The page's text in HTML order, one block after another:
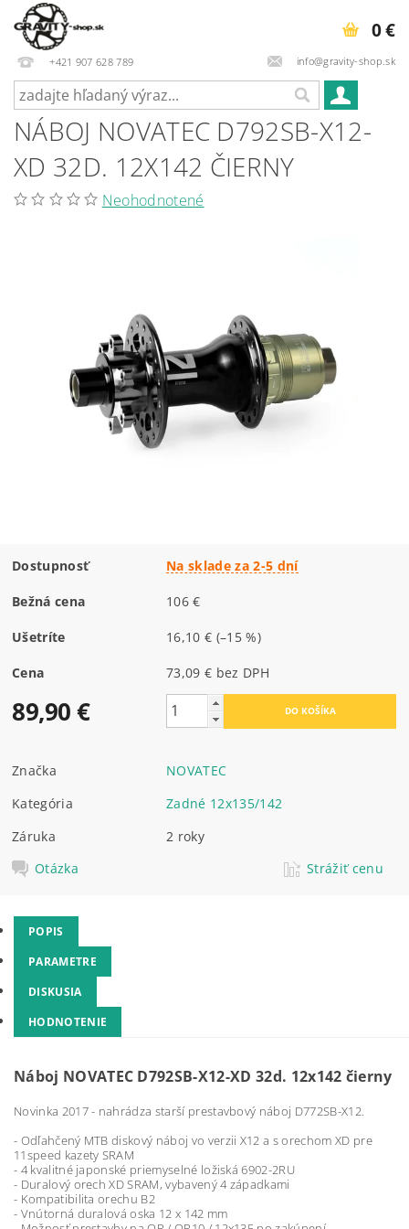
+421 907 628 789 info@gravity-shop.sk
0 €
NÁBOJ NOVATEC D792SB-X12-
XD 32D. 12X142 ČIERNY
Neohodnotené
Dostupnosť Na sklade za 2-5 dní
Bežná cena 106 €
Ušetríte 16,10 € (–15 %)
Cena 73,09 € bez DPH
89,90 €
Značka
NOVATEC
Kategória
Zadné 12x135/142
Záruka
2 roky
Otázka
Strážiť cenu
POPIS
PARAMETRE
DISKUSIA
HODNOTENIE
Náboj NOVATEC D792SB-X12-XD 32d. 12x142 čierny
Novinka 2017 - nahrádza starší prestavbový náboj D772SB-X12.
- Odľahčený MTB diskový náboj vo verzii X12 a s orechom XD pre
11speed kazety SRAM
- 4 kvalitné japonské priemyselné ložiská 6902-2RU
- Duralový orech XD SRAM, vybavený 4 západkami
- Kompatibilita orechu B2
- Vnútorná duralová oska 12 x 142 mm